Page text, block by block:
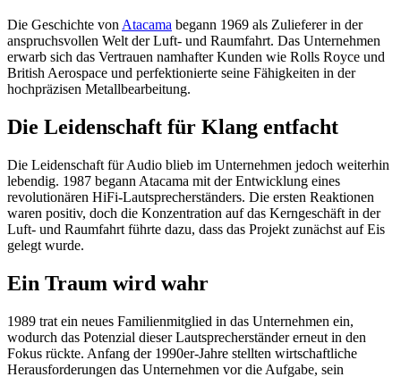
Die Geschichte von Atacama begann 1969 als Zulieferer in der
anspruchsvollen Welt der Luft- und Raumfahrt. Das Unternehmen
erwarb sich das Vertrauen namhafter Kunden wie Rolls Royce und
British Aerospace und perfektionierte seine Fähigkeiten in der
hochpräzisen Metallbearbeitung.
Die Leidenschaft für Klang entfacht
Die Leidenschaft für Audio blieb im Unternehmen jedoch weiterhin
lebendig. 1987 begann Atacama mit der Entwicklung eines
revolutionären HiFi-Lautsprecherständers. Die ersten Reaktionen
waren positiv, doch die Konzentration auf das Kerngeschäft in der
Luft- und Raumfahrt führte dazu, dass das Projekt zunächst auf Eis
gelegt wurde.
Ein Traum wird wahr
1989 trat ein neues Familienmitglied in das Unternehmen ein,
wodurch das Potenzial dieser Lautsprecherständer erneut in den
Fokus rückte. Anfang der 1990er-Jahre stellten wirtschaftliche
Herausforderungen das Unternehmen vor die Aufgabe, sein